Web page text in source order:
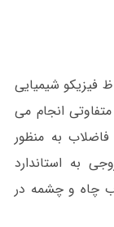
فیزیکو شیمیایی
انجام می
به منظور
به استاندارد
چاه و چشمه در